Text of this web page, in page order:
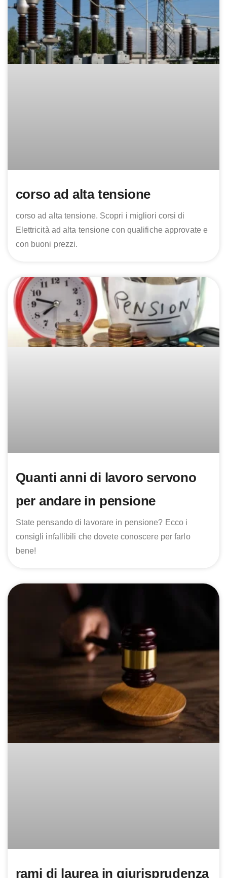
corso ad alta tensione
corso ad alta tensione. Scopri i migliori corsi di
Elettricità ad alta tensione con qualifiche approvate e
con buoni prezzi.
Quanti anni di lavoro servono
per andare in pensione
State pensando di lavorare in pensione? Ecco i
consigli infallibili che dovete conoscere per farlo
bene!
rami di laurea in giurisprudenza